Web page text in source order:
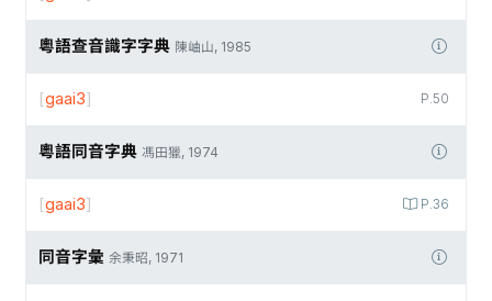
粵語查音識字字典 陳岫山, 1985
P.50
[gaai3]
粵語同音字典 馮田獵, 1974
P.36
[gaai3]
同音字彙 余秉昭, 1971